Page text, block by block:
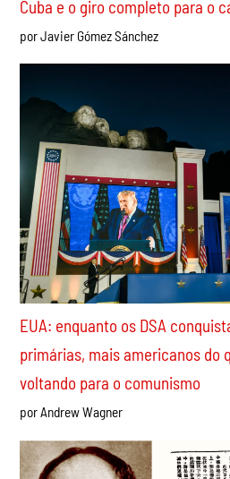
Cuba e o giro completo para o
por Javier Gómez Sánchez
EUA: enquanto os DSA